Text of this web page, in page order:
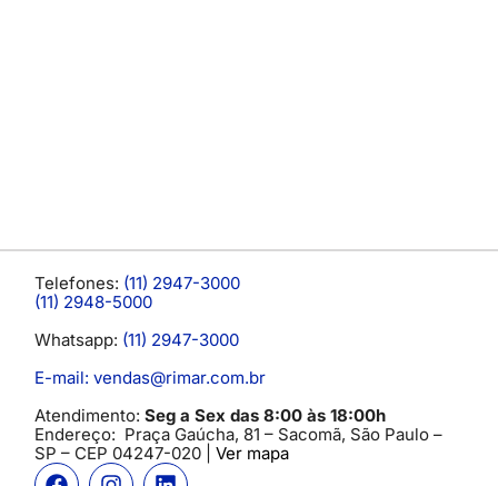
Telefones: (11) 2947-3000
(11) 2948-5000
Whatsapp: (11) 2947-3000
E-mail: vendas@rimar.com.br
Atendimento: Seg a Sex das 8:00 às 18:00h
Endereço: Praça Gaúcha, 81 – Sacomã, São Paulo –
SP – CEP 04247-020 | Ver mapa